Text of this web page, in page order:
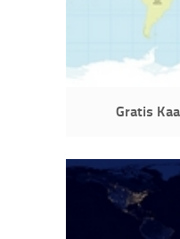
Gratis